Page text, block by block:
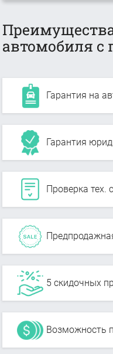
автомобиля с
Гарантия на
Гарантия
Проверка тех.
5 скидочных
Возможность